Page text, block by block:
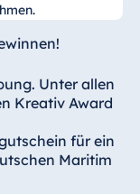
Unter allen
Kreativ Award
für ein
Maritim